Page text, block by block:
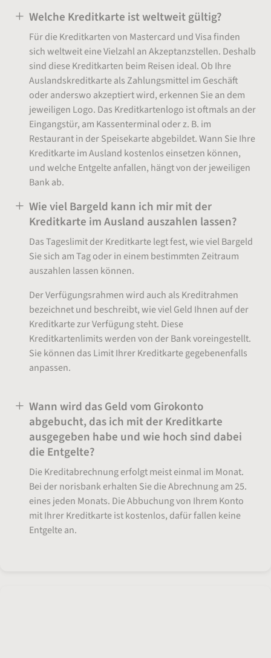
Welche Kreditkarte ist weltweit gültig?
Für die Kreditkarten von Mastercard und Visa finden
sich weltweit eine Vielzahl an Akzeptanzstellen. Deshalb
sind diese Kreditkarten beim Reisen ideal. Ob Ihre
Auslandskreditkarte als Zahlungsmittel im Geschäft
oder anderswo akzeptiert wird, erkennen Sie an dem
jeweiligen Logo. Das Kreditkartenlogo ist oftmals an der
Eingangstür, am Kassenterminal oder z. B. im
Restaurant in der Speisekarte abgebildet. Wann Sie Ihre
Kreditkarte im Ausland kostenlos einsetzen können,
und welche Entgelte anfallen, hängt von der jeweiligen
Bank ab.
Wie viel Bargeld kann ich mir mit der
Kreditkarte im Ausland auszahlen lassen?
Das Tageslimit der Kreditkarte legt fest, wie viel Bargeld
Sie sich am Tag oder in einem bestimmten Zeitraum
auszahlen lassen können.
Der Verfügungsrahmen wird auch als Kreditrahmen
bezeichnet und beschreibt, wie viel Geld Ihnen auf der
Kreditkarte zur Verfügung steht. Diese
Kreditkartenlimits werden von der Bank voreingestellt.
Sie können das Limit Ihrer Kreditkarte gegebenenfalls
anpassen.
Wann wird das Geld vom Girokonto
abgebucht, das ich mit der Kreditkarte
ausgegeben habe und wie hoch sind dabei
die Entgelte?
Die Kreditabrechnung erfolgt meist einmal im Monat.
Bei der norisbank erhalten Sie die Abrechnung am 25.
eines jeden Monats. Die Abbuchung von Ihrem Konto
mit Ihrer Kreditkarte ist kostenlos, dafür fallen keine
Entgelte an.